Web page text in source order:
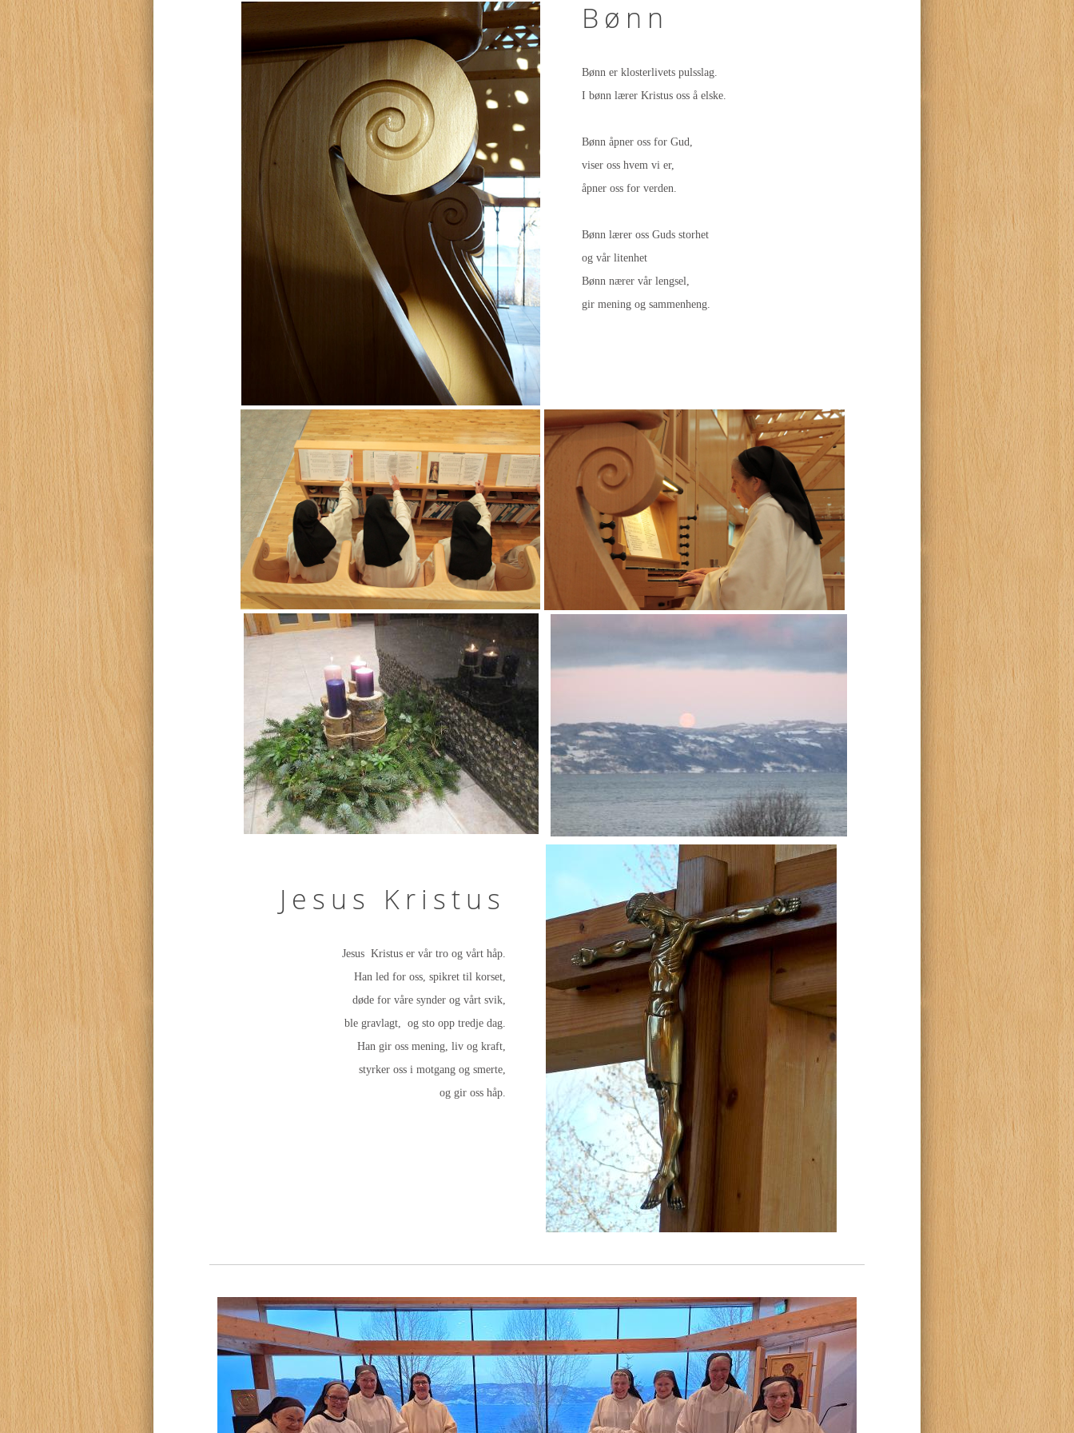
Bønn
Bønn er klosterlivets pulsslag.
I bønn lærer Kristus oss å elske.
Bønn åpner oss for Gud,
viser oss hvem vi er,
åpner oss for verden.
Bønn lærer oss Guds storhet
og vår litenhet
Bønn nærer vår lengsel,
gir mening og sammenheng.
Jesus Kristus
Jesus Kristus er vår tro og vårt håp.
Han led for oss, spikret til korset,
døde for våre synder og vårt svik,
ble gravlagt, og sto opp tredje dag.
Han gir oss mening, liv og kraft,
styrker oss i motgang og smerte,
og gir oss håp.